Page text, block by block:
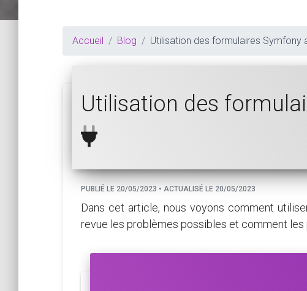
Accueil Blog Utilisation des formulaires Symfony
Utilisation des
PUBLIÉ LE 20/05/2023 • ACTUALISÉ LE 20/05/2023
Dans cet article, nous voyons comment
revue les problèmes possibles et comment les